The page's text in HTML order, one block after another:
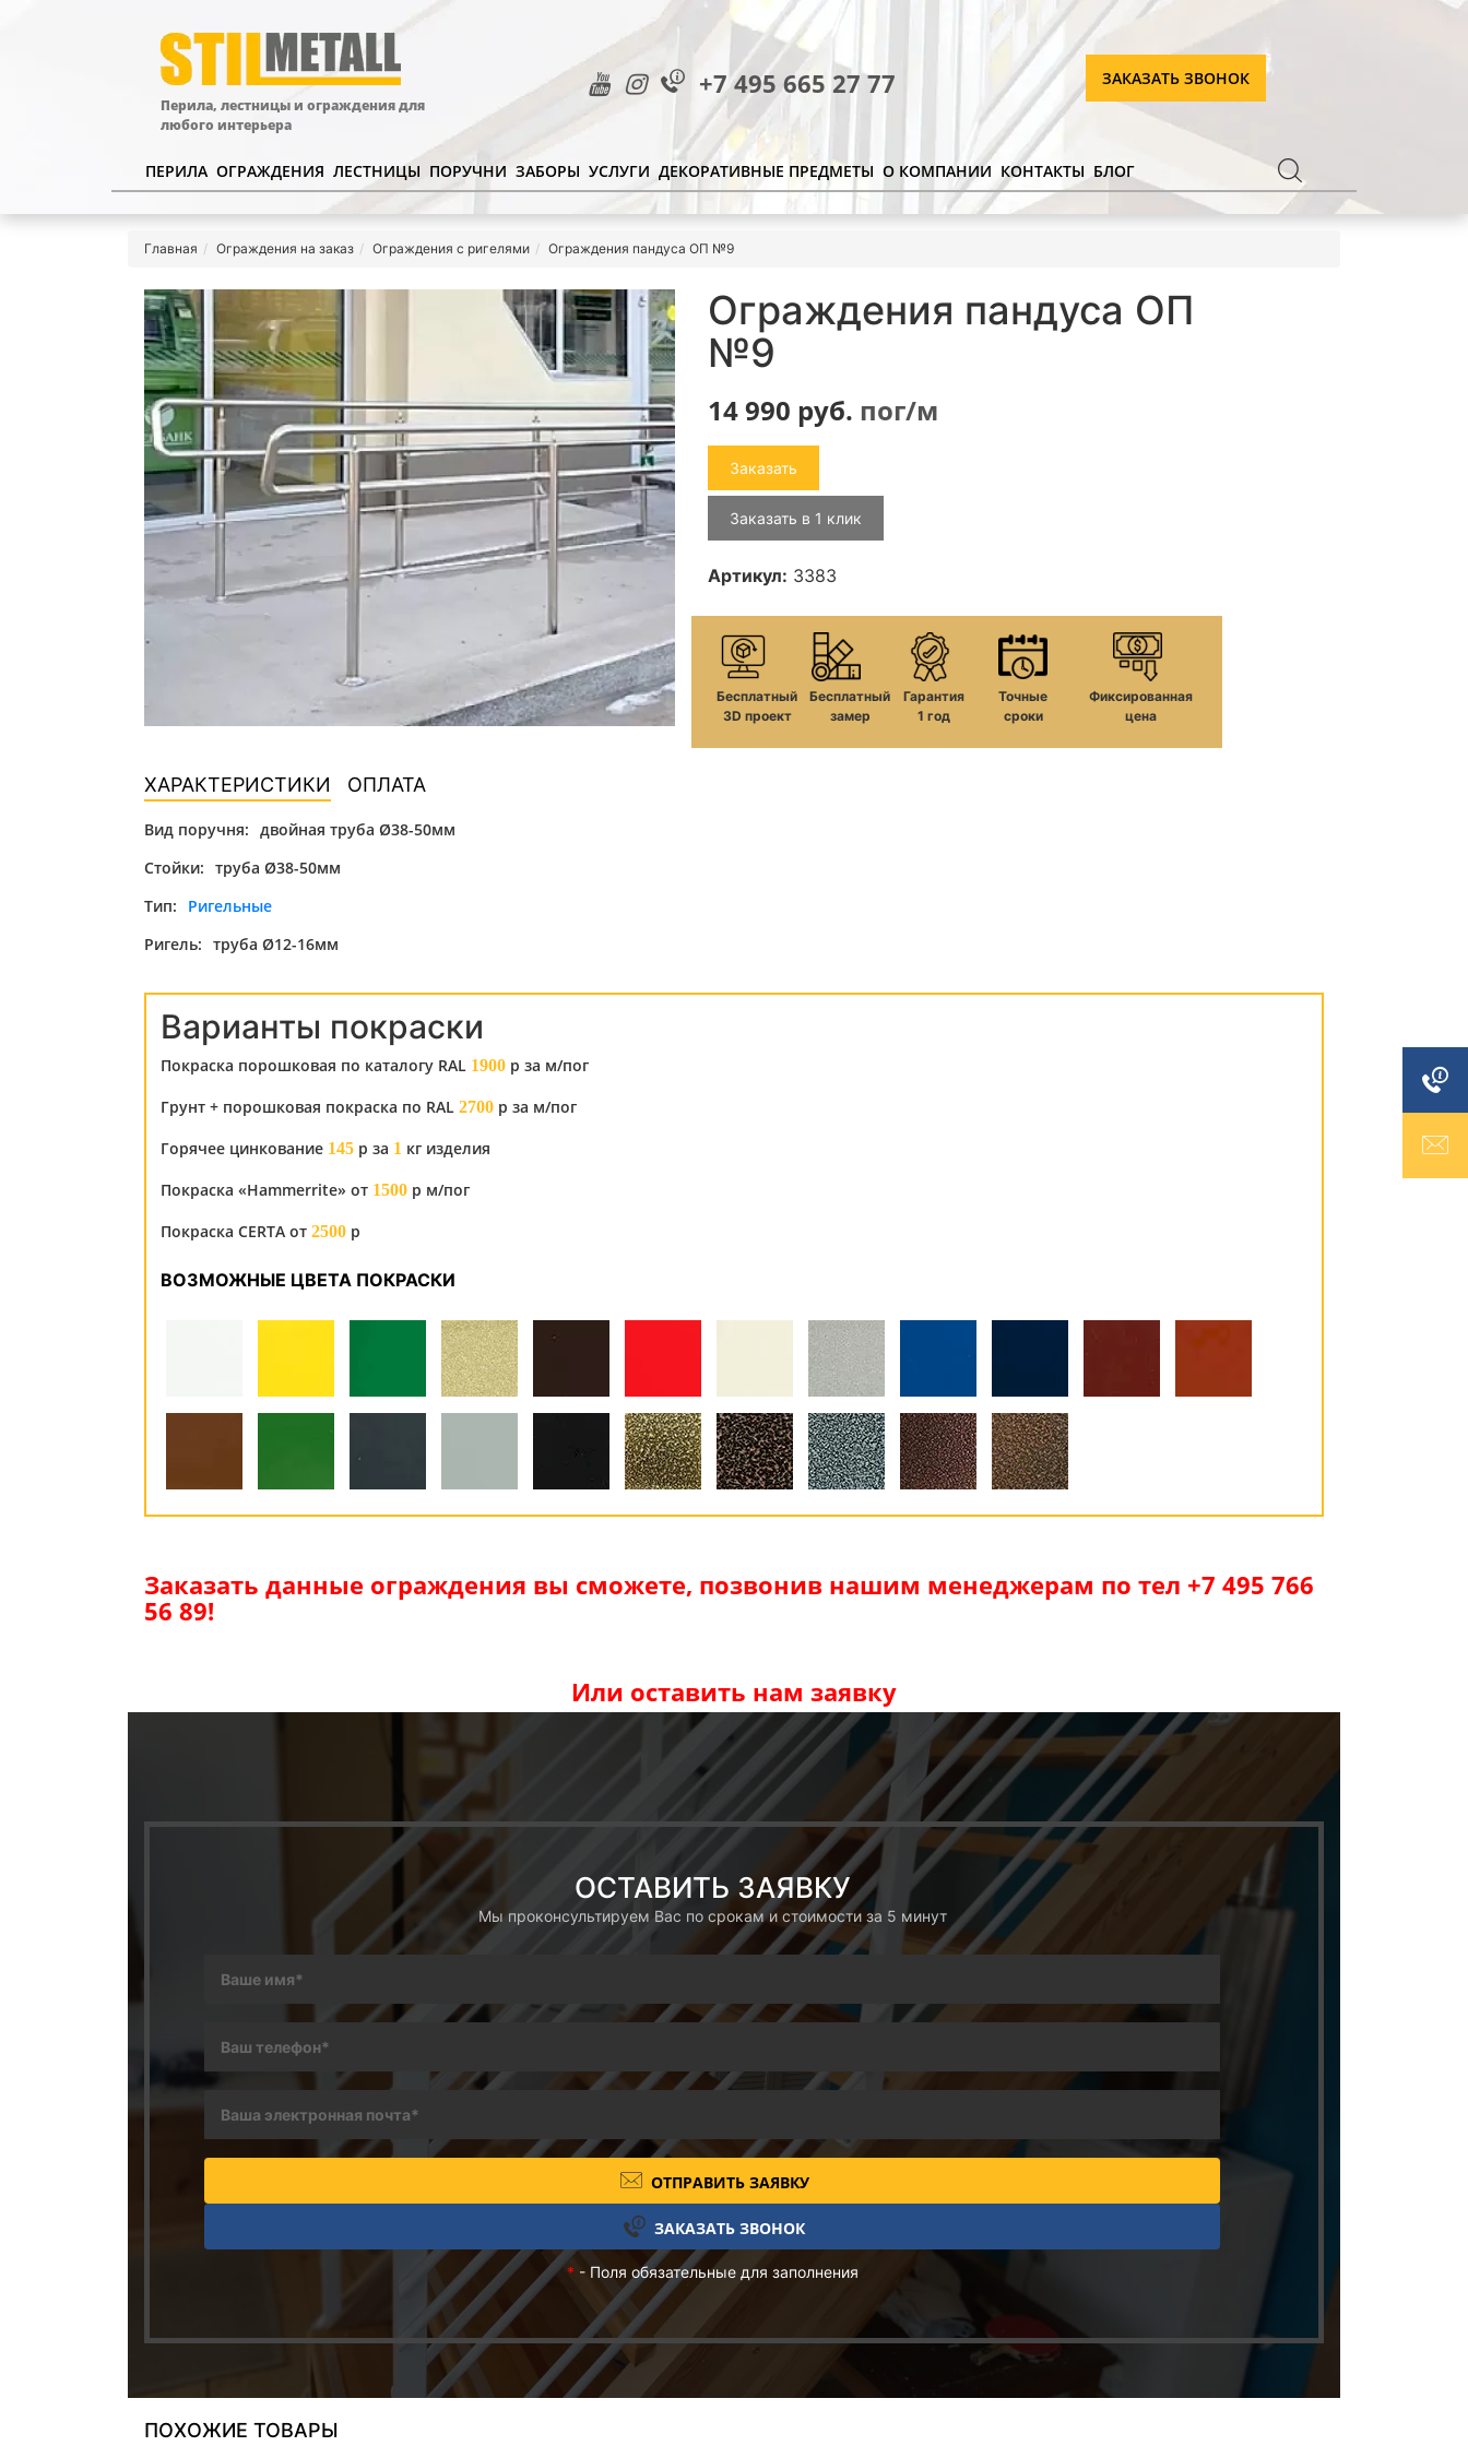
Перила, лестницы и ограждения для
любого интерьера
+7 495 665 27 77 ЗАКАЗАТЬ ЗВОНОК
ПЕРИЛА ОГРАЖДЕНИЯ ЛЕСТНИЦЫ ПОРУЧНИ ЗАБОРЫ УСЛУГИ ДЕКОРАТИВНЫЕ ПРЕДМЕТЫ О КОМПАНИИ КОНТАКТЫ БЛОГ
Главная Ограждения на заказ Ограждения с ригелями Ограждения пандуса ОП №9
Ограждения пандуса ОП
№9
14 990 руб. пог/м
Заказать
Заказать в 1 клик
Артикул: 3383
Бесплатный
3D проект
Бесплатный
замер
Гарантия
1 год
Точные
сроки
Фиксированная
цена
ХАРАКТЕРИСТИКИ ОПЛАТА
Вид поручня: двойная труба Ø38-50мм
Стойки: труба Ø38-50мм
Тип:
Ригельные
Ригель: труба Ø12-16мм
Варианты покраски
Покраска порошковая по каталогу RAL 1900 р за м/пог
Грунт + порошковая покраска по RAL 2700 р за м/пог
Горячее цинкование 145 р за 1 кг изделия
Покраска «Hammerrite» от 1500 р м/пог
Покраска CERTA от 2500 р
ВОЗМОЖНЫЕ ЦВЕТА ПОКРАСКИ
Заказать данные ограждения вы сможете, позвонив нашим менеджерам по тел +7 495 766
56 89!
Или оставить нам заявку
ОСТАВИТЬ ЗАЯВКУ
Мы проконсультируем Вас по срокам и стоимости за 5 минут
ОТПРАВИТЬ ЗАЯВКУ
ЗАКАЗАТЬ ЗВОНОК
* - Поля обязательные для заполнения
ПОХОЖИЕ ТОВАРЫ